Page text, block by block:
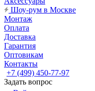
Шоу-рум в Москве
Монтаж
Оплата
Доставка
Гарантия
Оптовикам
Контакты
+7 (499) 450-77-97
Задать вопрос